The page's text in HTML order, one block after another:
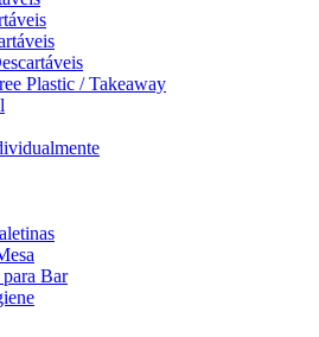
Plastic / Takeaway
Bar